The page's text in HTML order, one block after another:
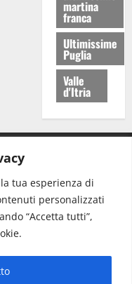
tua esperienza di
personalizzati
“Accetta tutti”,
martina
franca
Ultimissime
Puglia
Valle
d'Itria